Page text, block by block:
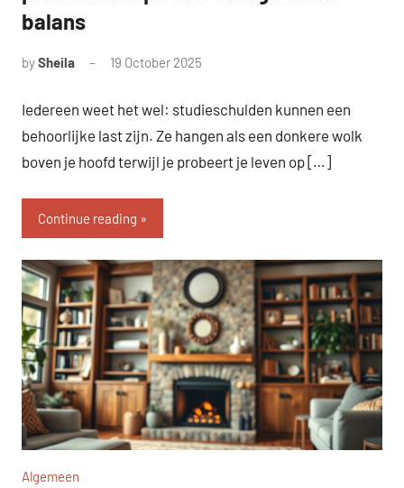
balans
bySheila 19 October 2025
Iedereen weet het wel: studieschulden kunnen een
behoorlijke last zijn. Ze hangen als een donkere wolk
boven je hoofd terwijl je probeert je leven op […]
Continue reading
Algemeen